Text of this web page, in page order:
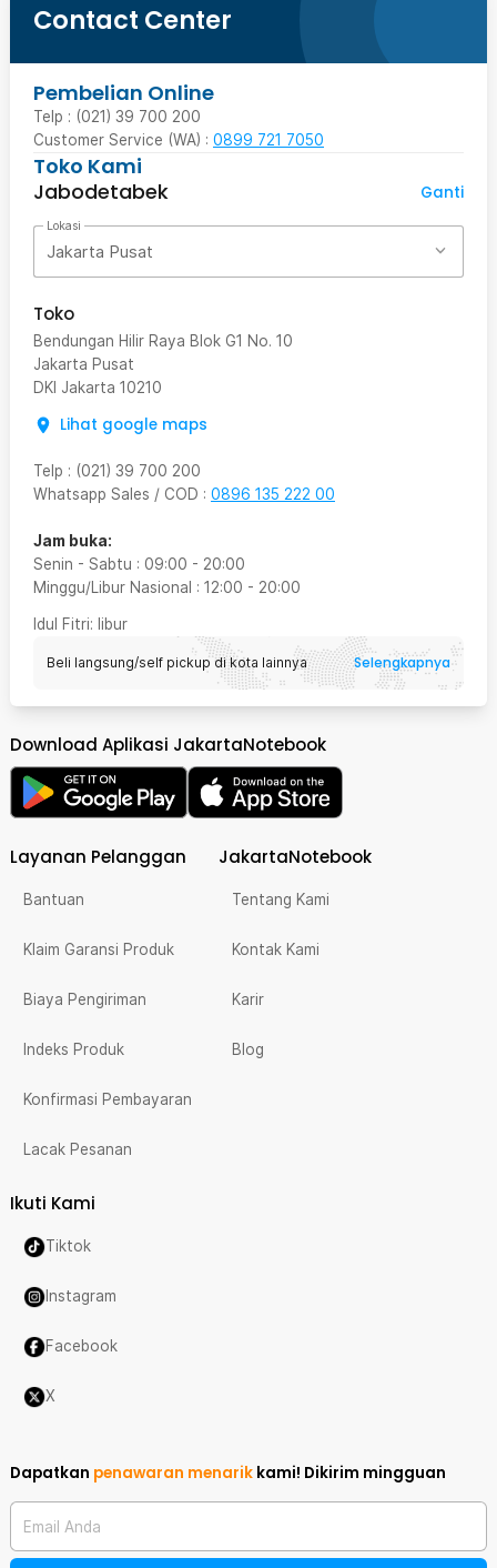
Contact Center
Pembelian Online
Telp : (021) 39 700 200
Customer Service (WA) : 0899 721 7050
Toko Kami
Jabodetabek
Ganti
Lokasi
Jakarta Pusat
Toko
Bendungan Hilir Raya Blok G1 No. 10
Jakarta Pusat
DKI Jakarta 10210
Lihat google maps
Telp : (021) 39 700 200
Whatsapp Sales / COD : 0896 135 222 00
Jam buka:
Senin - Sabtu : 09:00 - 20:00
Minggu/Libur Nasional : 12:00 - 20:00
Idul Fitri: libur
Beli langsung/self pickup di kota lainnya Selengkapnya
Download Aplikasi JakartaNotebook
Layanan Pelanggan
Bantuan
Klaim Garansi Produk
Biaya Pengiriman
Indeks Produk
Konfirmasi Pembayaran
Lacak Pesanan
JakartaNotebook
Tentang Kami
Kontak Kami
Karir
Blog
Ikuti Kami
Tiktok
Instagram
Facebook
X
Dapatkan penawaran menarik kami! Dikirim mingguan
Email Anda